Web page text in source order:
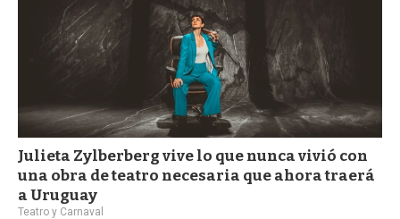
Julieta Zylberberg vive lo que nunca vivió con
una obra de teatro necesaria que ahora traerá
a Uruguay
Teatro y Carnaval